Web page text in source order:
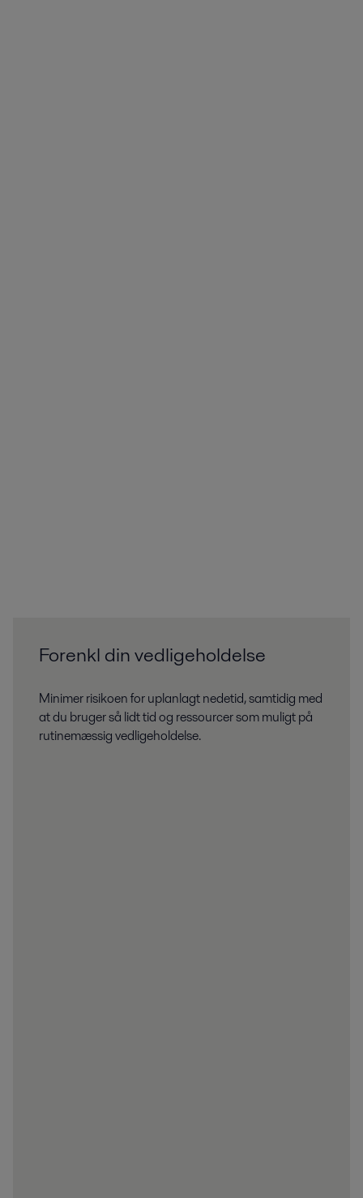
Forenkl din vedligeholdelse
Minimer risikoen for uplanlagt nedetid, samtidig med
at du bruger så lidt tid og ressourcer som muligt på
rutinemæssig vedligeholdelse.